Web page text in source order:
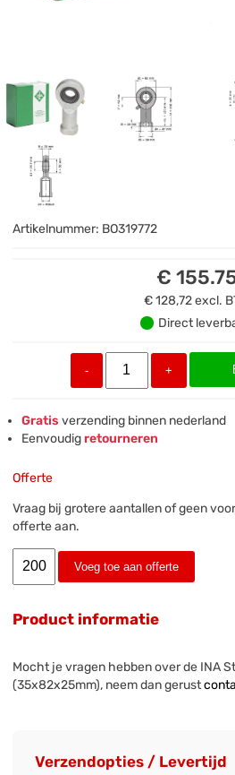
Artikelnummer: BO319772
€
€ 128,72excl.
Direct
- +
Gratis verzending binnen nederland
Eenvoudigretourneren
Offerte
Vraag bij grotere aantallen of geen
offerte aan.
Voeg toe aan offerte
Product informatie
Mocht je vragen hebben over de INA
(35x82x25mm), neem dan gerust
Verzendopties / Levertijd